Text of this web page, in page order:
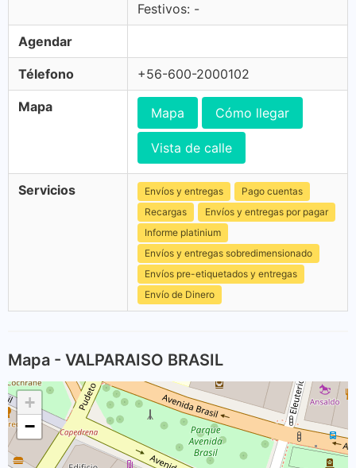
Festivos: -
Agendar
Télefono +56-600-2000102
Mapa Mapa Cómo llegar
Vista de calle
Servicios Envíos y entregas
Pago cuentas
Recargas
Envíos y entregas por pagar
Informe platinium
Envíos y entregas sobredimensionado
Envíos pre-etiquetados y entregas
Envío de Dinero
Mapa - VALPARAISO BRASIL
+
−